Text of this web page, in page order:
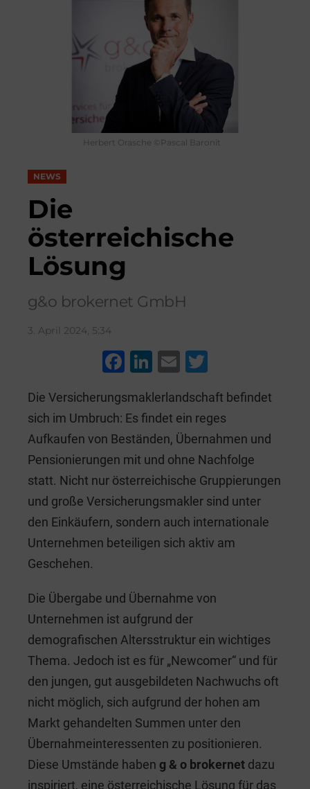
Herbert Orasche ©Pascal Baronit
NEWS
Die
österreichische
Lösung
g&o brokernet GmbH
3. April 2024, 5:34
F
c
e
b
o
o
k
Li
k
e
dI
n
E
ai
l
tt
er
Die Versicherungsmaklerlandschaft befindet
sich im Umbruch: Es findet ein reges
Aufkaufen von Beständen, Übernahmen und
Pensionierungen mit und ohne Nachfolge
statt. Nicht nur österreichische Gruppierungen
und große Versicherungsmakler sind unter
den Einkäufern, sondern auch internationale
Unternehmen beteiligen sich aktiv am
Geschehen.
Die Übergabe und Übernahme von
Unternehmen ist aufgrund der
demografischen Altersstruktur ein wichtiges
Thema. Jedoch ist es für „Newcomer“ und für
den jungen, gut ausgebildeten Nachwuchs oft
nicht möglich, sich aufgrund der hohen am
Markt gehandelten Summen unter den
Übernahmeinteressenten zu positionieren.
Diese Umstände haben g & o brokernet dazu
inspiriert, eine österreichische Lösung für das